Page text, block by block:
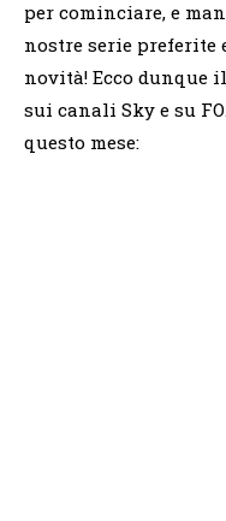
per cominciare, e
nostre serie preferite
novità! Ecco dunque
sui canali Sky e su
questo mese: